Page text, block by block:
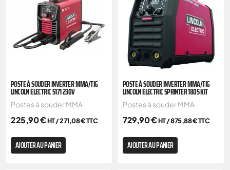
POSTE À SOUDER INVERTER MMA/TIG
LINCOLN ELECTRIC S171 230V
Postes à souder MMA
225,90€HT /271,08€TTC
AJOUTER AU PANIER
POSTE À SOUDER INVERTER MMA/TIG
LINCOLN ELECTRIC SPRINTER 180S KIT
Postes à souder MMA
729,90€HT /875,88€TTC
AJOUTER AU PANIER